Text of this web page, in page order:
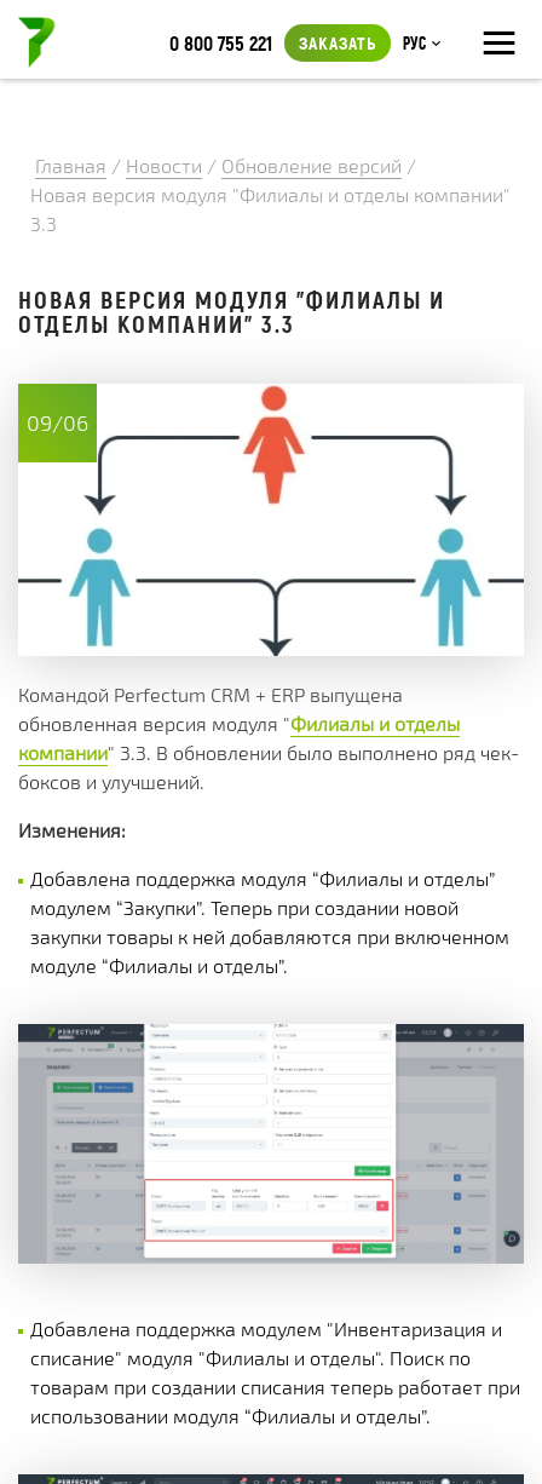
≡
0 800 755 221 ЗАКАЗАТЬ Рус
Главная / Новости / Обновление версий /
Новая версия модуля "Филиалы и отделы компании"
3.3
НОВАЯ ВЕРСИЯ МОДУЛЯ "ФИЛИАЛЫ И
ОТДЕЛЫ КОМПАНИИ" 3.3
09/06
Командой Perfectum CRM + ERP выпущена
обновленная версия модуля "Филиалы и отделы
компании" 3.3. В обновлении было выполнено ряд чек-
боксов и улучшений.
Изменения:
Добавлена ​​поддержка модуля “Филиалы и отделы”
модулем “Закупки”. Теперь при создании новой
закупки товары к ней добавляются при включенном
модуле “Филиалы и отделы”.
Добавлена ​​поддержка модулем "Инвентаризация и
списание" модуля "Филиалы и отделы". Поиск по
товарам при создании списания теперь работает при
использовании модуля “Филиалы и отделы”.